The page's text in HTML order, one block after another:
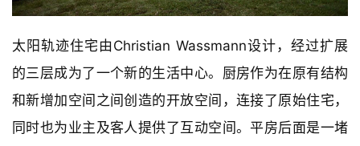
太阳轨迹住宅由Christian Wassmann设计，经过扩展
的三层成为了一个新的生活中心。厨房作为在原有结构
和新增加空间之间创造的开放空间，连接了原始住宅，
同时也为业主及客人提供了互动空间。平房后面是一堵